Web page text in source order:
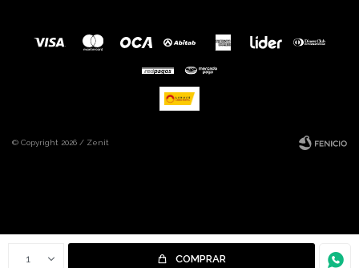
1 COMPRAR
© Copyright 2026 / Zenit